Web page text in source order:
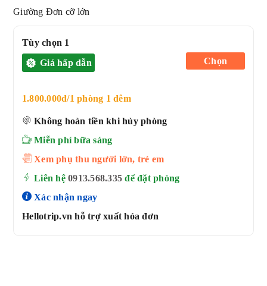
Giường Đơn cỡ lớn
Tùy chọn 1
Giá hấp dẫn
1.800.000đ/1 phòng 1 đêm
Không hoàn tiền khi hủy phòng
Miễn phí bữa sáng
Xem phụ thu người lớn, trẻ em
Liên hệ 0913.568.335 để đặt phòng
Xác nhận ngay
Hellotrip.vn hỗ trợ xuất hóa đơn
Chọn